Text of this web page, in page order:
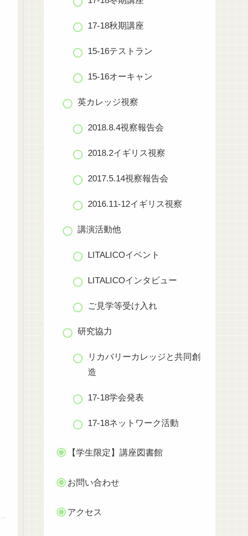
17-18秋期講座
15-16テストラン
15-16オーキャン
英カレッジ視察
2018.8.4視察報告会
2018.2イギリス視察
2017.5.14視察報告会
2016.11-12イギリス視察
講演活動他
LITALICOイベント
LITALICOインタビュー
ご見学等受け入れ
研究協力
リカバリーカレッジと共同創
造
17-18学会発表
17-18ネットワーク活動
【学生限定】講座図書館
お問い合わせ
アクセス